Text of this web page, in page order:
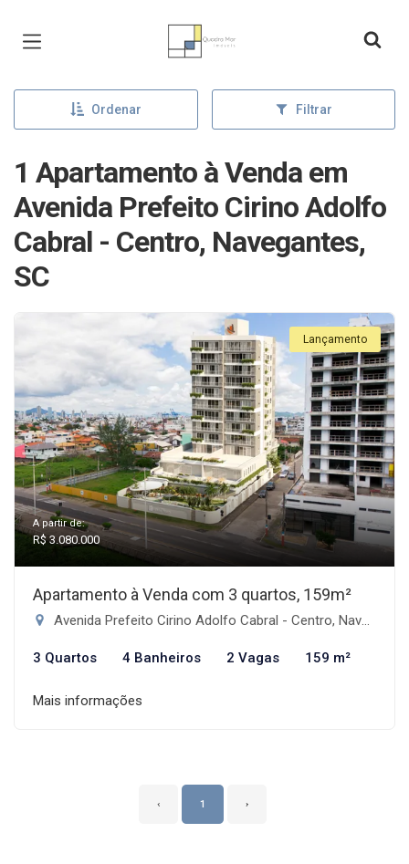
Página inicial
Ordenar Filtrar
1 Apartamento à Venda em
Avenida Prefeito Cirino Adolfo
Cabral - Centro, Navegantes,
SC
Lançamento
A partir de:
R$ 3.080.000
Apartamento à Venda com 3 quartos, 159m²
Avenida Prefeito Cirino Adolfo Cabral - Centro, Navegantes-SC
3 Quartos 4 Banheiros 2 Vagas 159 m²
Mais informações
‹ 1 ›